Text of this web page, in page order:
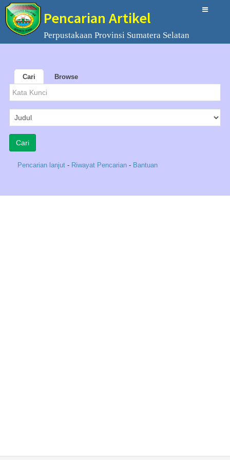
Pencarian Artikel
Perpustakaan Provinsi Sumatera Selatan
Cari Browse
Pencarian lanjut - Riwayat Pencarian - Bantuan